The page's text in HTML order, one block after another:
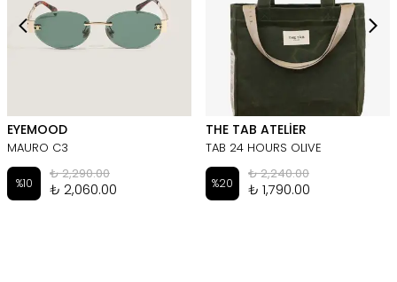
EYEMOOD
MAURO C3
%10
₺ 2,290.00
₺ 2,060.00
THE TAB ATELİER
TAB 24 HOURS OLIVE
%20
₺ 2,240.00
₺ 1,790.00